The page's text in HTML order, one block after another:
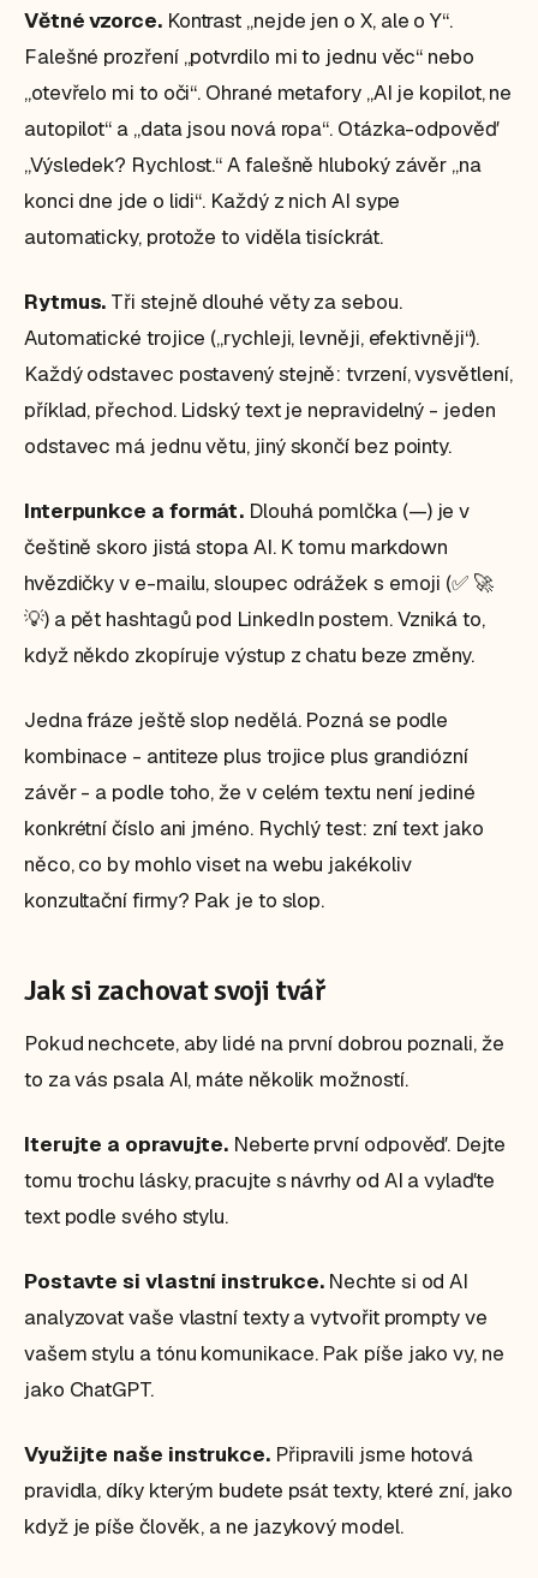
Větné vzorce.Kontrast „nejde jen o X, ale o Y“.
Falešné prozření „potvrdilo mi to jednu věc“ nebo
„otevřelo mi to oči“. Ohrané metafory „AI je kopilot, ne
autopilot“ a „data jsou nová ropa“. Otázka-odpověď
„Výsledek? Rychlost.“ A falešně hluboký závěr „na
konci dne jde o lidi“. Každý z nich AI sype
automaticky, protože to viděla tisíckrát.
Rytmus. Tři stejně dlouhé věty za sebou.
Automatické trojice („rychleji, levněji, efektivněji“).
Každý odstavec postavený stejně: tvrzení, vysvětlení,
příklad, přechod. Lidský text je nepravidelný - jeden
odstavec má jednu větu, jiný skončí bez pointy.
Interpunkce a formát. Dlouhá pomlčka (—) je v
češtině skoro jistá stopa AI. K tomu markdown
hvězdičky v e-mailu, sloupec odrážek s emoji (✅ 🚀
💡) a pět hashtagů pod LinkedIn postem. Vzniká to,
když někdo zkopíruje výstup z chatu beze změny.
Jedna fráze ještě slop nedělá. Pozná se podle
kombinace - antiteze plus trojice plus grandiózní
závěr - a podle toho, že v celém textu není jediné
konkrétní číslo ani jméno. Rychlý test: zní text jako
něco, co by mohlo viset na webu jakékoliv
konzultační firmy? Pak je to slop.
Jak si zachovat svoji tvář
Pokud nechcete, aby lidé na první dobrou poznali, že
to za vás psala AI, máte několik možností.
Iterujte a opravujte. Neberte první odpověď. Dejte
tomu trochu lásky, pracujte s návrhy od AI a vylaďte
text podle svého stylu.
Postavte si vlastní instrukce.Nechte si od AI
analyzovat vaše vlastní texty a vytvořit prompty ve
vašem stylu a tónu komunikace. Pak píše jako vy, ne
jako ChatGPT.
Využijte naše instrukce.Připravili jsme hotová
pravidla, díky kterým budete psát texty, které zní, jako
když je píše člověk, a ne jazykový model.